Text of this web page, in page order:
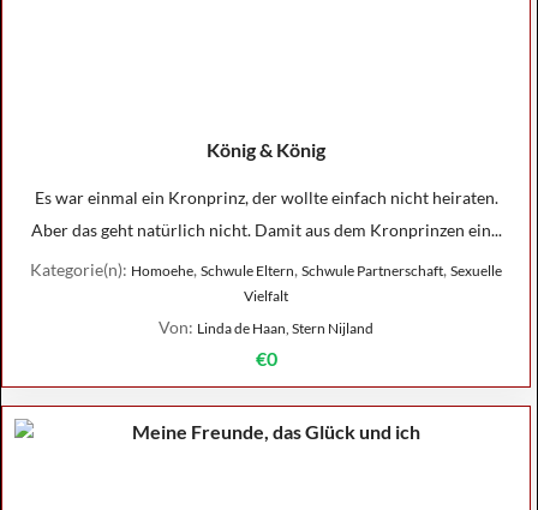
König & König
Es war einmal ein Kronprinz, der wollte einfach nicht heiraten.
Aber das geht natürlich nicht. Damit aus dem Kronprinzen ein...
Kategorie(n): Homoehe, Schwule Eltern, Schwule Partnerschaft, Sexuelle
Vielfalt
Von: Linda de Haan, Stern Nijland
€0